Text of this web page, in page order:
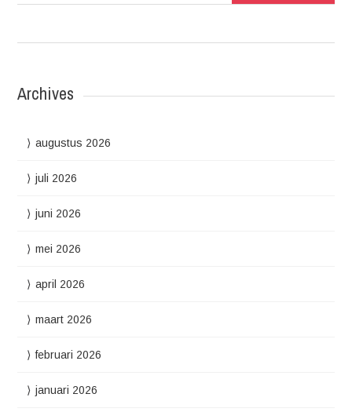
Archives
augustus 2026
juli 2026
juni 2026
mei 2026
april 2026
maart 2026
februari 2026
januari 2026